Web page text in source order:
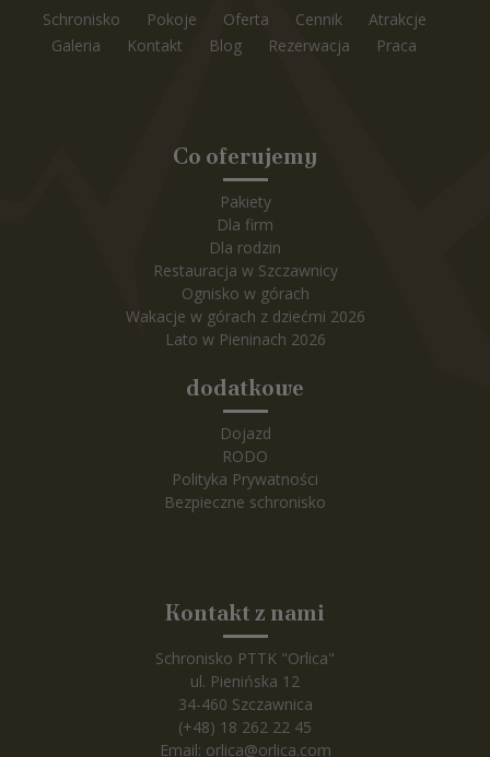
Schronisko Pokoje Oferta Cennik
Atrakcje
Galeria
Kontakt Blog Rezerwacja Praca
Co oferujemy
Pakiety
Dla firm
Dla rodzin
Restauracja w Szczawnicy
Ognisko w górach
Wakacje w górach z dziećmi 2026
Lato w Pieninach 2026
dodatkowe
Dojazd
RODO
Polityka Prywatności
Bezpieczne schronisko
Kontakt z nami
Schronisko PTTK "Orlica"
ul. Pienińska 12
34-460 Szczawnica
(+48) 18 262 22 45
Email: orlica@orlica.com